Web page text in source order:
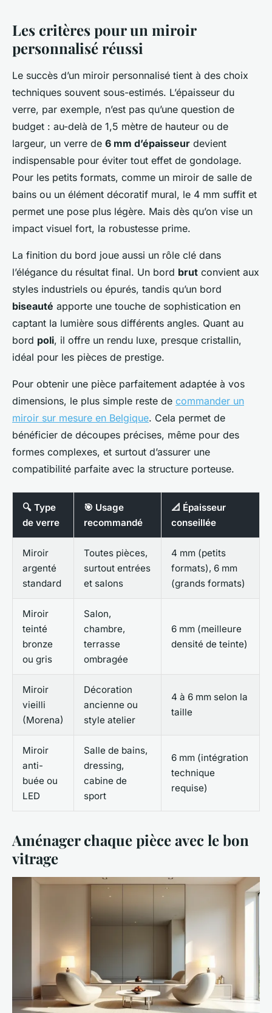
Les critères pour un miroir
personnalisé réussi
Le succès d’un miroir personnalisé tient à des choix
techniques souvent sous-estimés. L’épaisseur du
verre, par exemple, n’est pas qu’une question de
budget : au-delà de 1,5 mètre de hauteur ou de
largeur, un verre de 6 mm d’épaisseur devient
indispensable pour éviter tout effet de gondolage.
Pour les petits formats, comme un miroir de salle de
bains ou un élément décoratif mural, le 4 mm suffit et
permet une pose plus légère. Mais dès qu’on vise un
impact visuel fort, la robustesse prime.
La finition du bord joue aussi un rôle clé dans
l’élégance du résultat final. Un bord brut convient aux
styles industriels ou épurés, tandis qu’un bord
biseauté apporte une touche de sophistication en
captant la lumière sous différents angles. Quant au
bord poli, il offre un rendu luxe, presque cristallin,
idéal pour les pièces de prestige.
Pour obtenir une pièce parfaitement adaptée à vos
dimensions, le plus simple reste de commander un
miroir sur mesure en Belgique. Cela permet de
bénéficier de découpes précises, même pour des
formes complexes, et surtout d’assurer une
compatibilité parfaite avec la structure porteuse.
🔍 Type
de verre
🎯 Usage
recommandé
📐 Épaisseur
conseillée
Miroir
argenté
standard
Toutes pièces,
surtout entrées
et salons
4 mm (petits
formats), 6 mm
(grands formats)
Miroir
teinté
bronze
ou gris
Salon,
chambre,
terrasse
ombragée
6 mm (meilleure
densité de teinte)
Miroir
vieilli
(Morena)
Décoration
ancienne ou
style atelier
4 à 6 mm selon la
taille
Miroir
anti-
buée ou
LED
Salle de bains,
dressing,
cabine de
sport
6 mm (intégration
technique
requise)
Aménager chaque pièce avec le bon
vitrage